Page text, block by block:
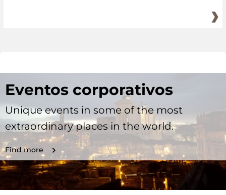
Eventos corporativos
Unique events in some of the most
extraordinary places in the world.
Find more